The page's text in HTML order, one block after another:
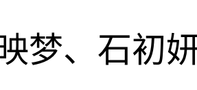
梦、石初